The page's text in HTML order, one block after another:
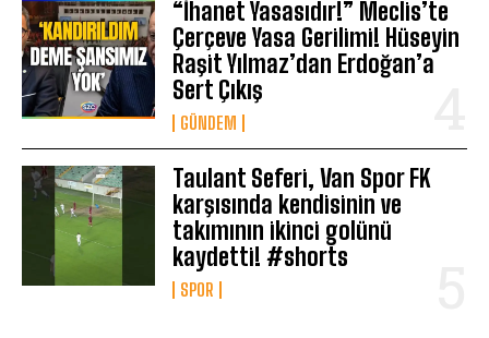
“İhanet Yasasıdır!” Meclis’te
Çerçeve Yasa Gerilimi! Hüseyin
Raşit Yılmaz’dan Erdoğan’a
Sert Çıkış
GÜNDEM
Taulant Seferi, Van Spor FK
karşısında kendisinin ve
takımının ikinci golünü
kaydetti! #shorts
SPOR